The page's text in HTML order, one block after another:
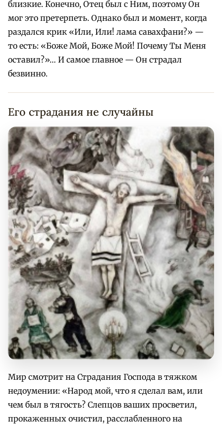
близкие. Конечно, Отец был с Ним, поэтому Он
мог это претерпеть. Однако был и момент, когда
раздался крик «Или, Или! лама савахфани?» —
то есть: «Боже Мой, Боже Мой! Почему Ты Меня
оставил?»… И самое главное — Он страдал
безвинно.
Его страдания не случайны
Мир смотрит на Страдания Господа в тяжком
недоумении: «Народ мой, что я сделал вам, или
чем был в тягость? Слепцов ваших просветил,
прокаженных очистил, расслабленного на